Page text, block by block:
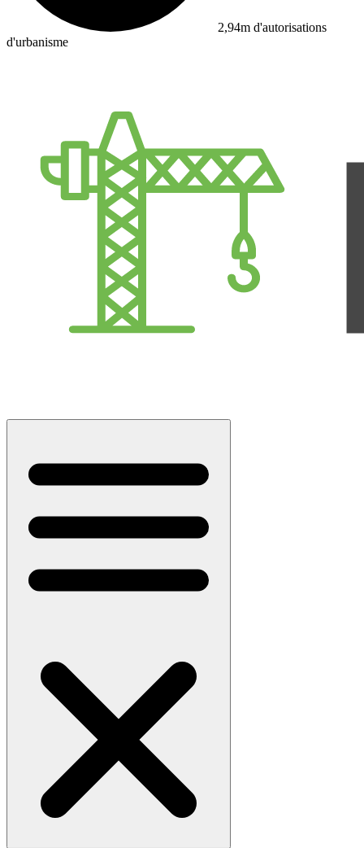
2,94m d'autorisations
d'urbanisme